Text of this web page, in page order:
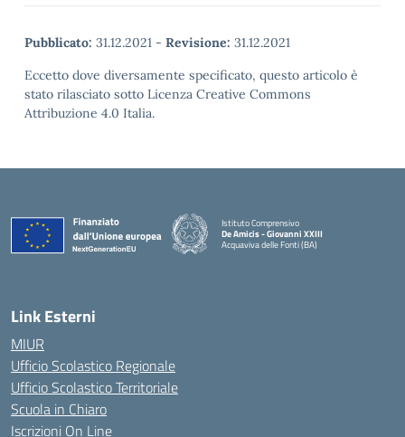
Pubblicato: 31.12.2021 - Revisione: 31.12.2021
Eccetto dove diversamente specificato, questo articolo è
stato rilasciato sotto Licenza Creative Commons
Attribuzione 4.0 Italia.
Istituto Comprensivo
De Amicis - Giovanni XXIII
Acquaviva delle Fonti (BA)
— Visita la pagina iniziale della scuola
Link Esterni
MIUR
Ufficio Scolastico Regionale
Ufficio Scolastico Territoriale
Scuola in Chiaro
Iscrizioni On Line